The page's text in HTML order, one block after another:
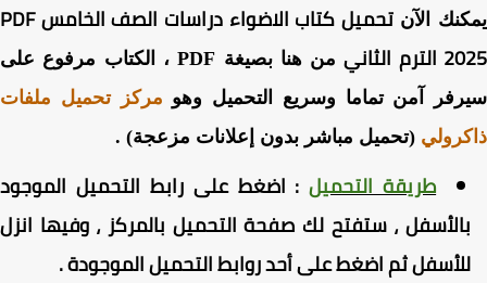
الآن
تحميل كتاب الاضواء دراسات الصف الخامس PDF
الثاني
من هنا بصيغة PDF ، الكتاب مرفوع على
آمن تماما وسريع التحميل وهومركز تحميل ملفات
(تحميل مباشر بدون إعلانات مزعجة) .
طريقة التحميل: اضغطعلى رابط التحميل الموجود
، ستفتح لك صفحة التحميل بالمركز ، وفيها انزل
ثم اضغط على أحد روابط التحميل الموجودة.